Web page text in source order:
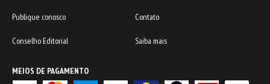
Publique conosco Contato
Conselho Editorial Saiba mais
MEIOS DE PAGAMENTO